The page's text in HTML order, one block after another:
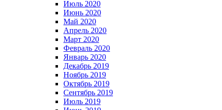
Июль 2020
Июнь 2020
Май 2020
Апрель 2020
Март 2020
Февраль 2020
Январь 2020
Декабрь 2019
Ноябрь 2019
Октябрь 2019
Сентябрь 2019
Июль 2019